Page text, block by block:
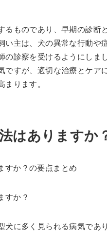
るものであり、早期の診断
い主は、犬の異常な行動や
の診察を受けるようにしま
ですが、適切な治療とケア
ります。
はありますか
犬に多く見られる病気であ